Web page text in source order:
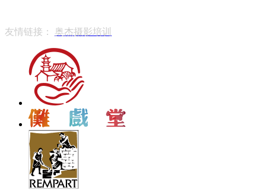
友情链接： 奥杰摄影培训